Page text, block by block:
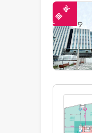
未
閲
覧